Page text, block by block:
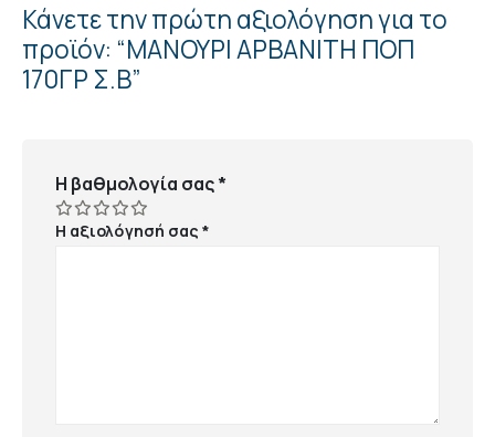
Κάνετε την πρώτη αξιολόγηση για το
προϊόν: “ΜΑΝΟΥΡΙ ΑΡΒΑΝΙΤΗ ΠΟΠ
170ΓΡ Σ.Β”
Η βαθμολογία σας*
Η αξιολόγησή σας*